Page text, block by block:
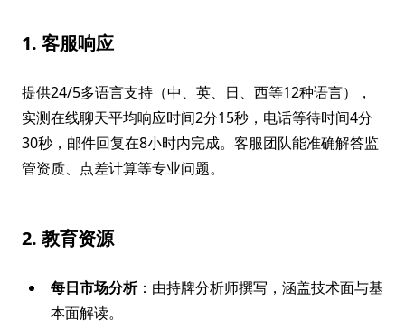
1. 客服响应
提供24/5多语言支持（中、英、日、西等12种语言），
实测在线聊天平均响应时间2分15秒，电话等待时间4分
30秒，邮件回复在8小时内完成。客服团队能准确解答监
管资质、点差计算等专业问题。
2. 教育资源
每日市场分析：由持牌分析师撰写，涵盖技术面与基
本面解读。